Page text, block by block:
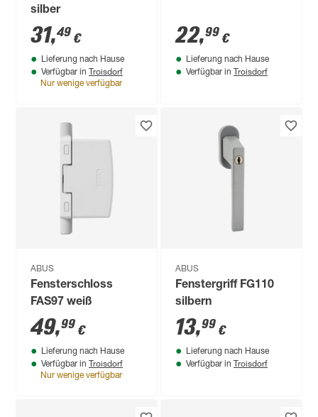
silber
31,49 €
Lieferung nach Hause
Verfügbar in Troisdorf
Nur wenige verfügbar
22,99 €
Lieferung nach Hause
Verfügbar in Troisdorf
ABUS
Fensterschloss
FAS97 weiß
49,99 €
Lieferung nach Hause
Verfügbar in Troisdorf
Nur wenige verfügbar
ABUS
Fenstergriff FG110
silbern
13,99 €
Lieferung nach Hause
Verfügbar in Troisdorf